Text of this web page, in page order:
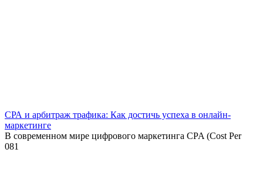
СРА и арбитраж трафика: Как достичь успеха в онлайн-
маркетинге
В современном мире цифрового маркетинга CPA (Cost Per
081